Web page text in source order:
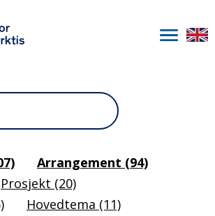
Arrangement (94)
Prosjekt (20)
Hovedtema (11)